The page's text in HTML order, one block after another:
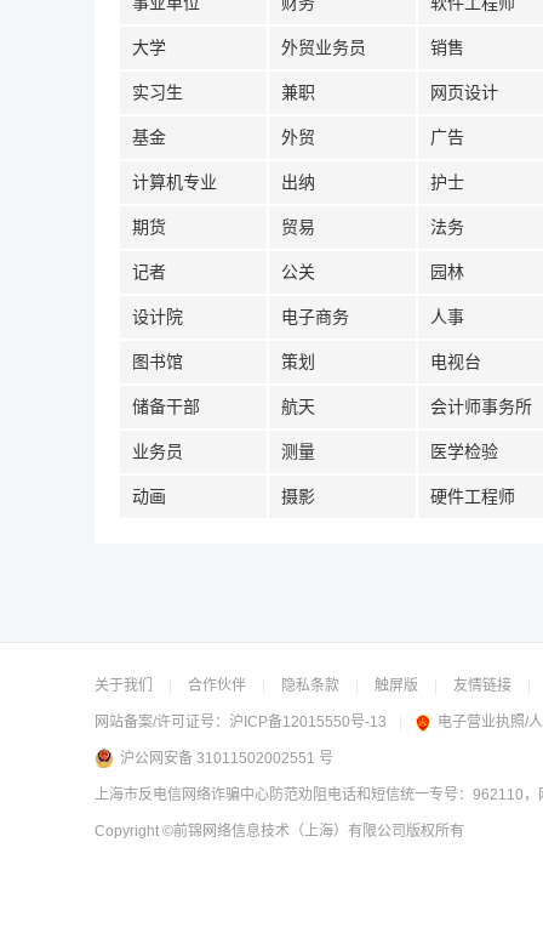
大学 外贸业务员 销售
实习生 兼职 网页设计
基金 外贸 广告
计算机专业 出纳 护士
期货 贸易 法务
记者 公关 园林
设计院 电子商务 人事
图书馆 策划 电视台
储备干部 航天 会计师事务所
业务员 测量 医学检验
动画 摄影 硬件工程师
关于我们 合作伙伴 隐私条款 触屏版 友情链接
网站备案/许可证号： 沪ICP备12015550号-13 电子营业执照/
沪公网安备 31011502002551 号
上海市反电信网络诈骗中心防范劝阻电话和短信统一专号：962110
Copyright ©前锦网络信息技术（上海）有限公司 版权所有